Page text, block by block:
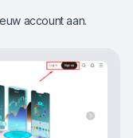
account aan.